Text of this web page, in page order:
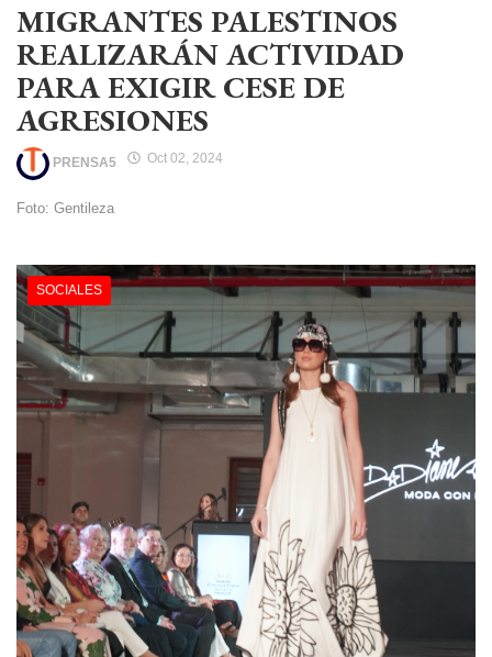
MIGRANTES PALESTINOS
REALIZARÁN ACTIVIDAD
PARA EXIGIR CESE DE
AGRESIONES
PRENSA5 Oct 02, 2024
Foto: Gentileza
SOCIALES